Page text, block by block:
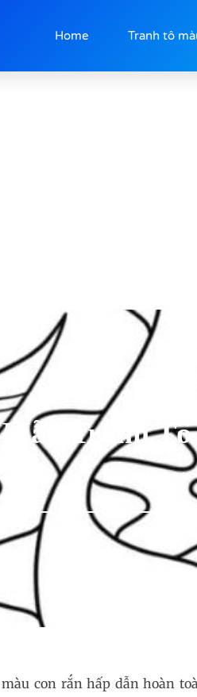
Home Tranh tô
Tranh
10/06/2024
con rắn hấp dẫn hoàn